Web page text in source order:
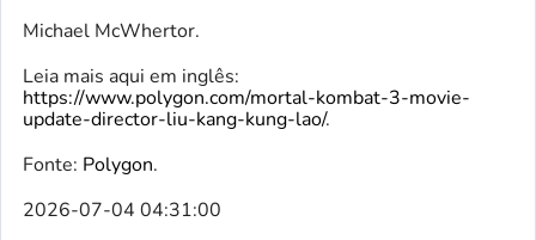
Michael McWhertor.
Leia mais aqui em inglês:
https://www.polygon.com/mortal-kombat-3-movie-
update-director-liu-kang-kung-lao/.
Fonte: Polygon.
2026-07-04 04:31:00